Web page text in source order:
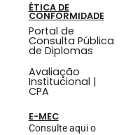
ÉTICA DE
CONFORMIDADE
Portal de
Consulta Pública
de Diplomas
Avaliação
Institucional |
CPA
E-MEC
Consulte aqui o